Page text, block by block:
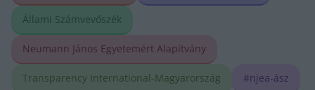
Állami Számvevőszék
Neumann János Egyetemért Alapítvány
Transparency International-Magyarország #njea-ász